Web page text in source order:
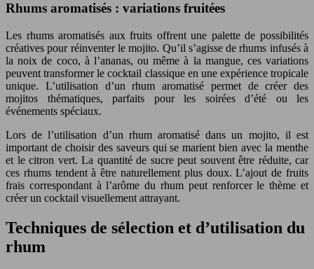
Rhums aromatisés : variations fruitées
Les rhums aromatisés aux fruits offrent une palette de possibilités
créatives pour réinventer le mojito. Qu’il s’agisse de rhums infusés à
la noix de coco, à l’ananas, ou même à la mangue, ces variations
peuvent transformer le cocktail classique en une expérience tropicale
unique. L’utilisation d’un rhum aromatisé permet de créer des
mojitos thématiques, parfaits pour les soirées d’été ou les
événements spéciaux.
Lors de l’utilisation d’un rhum aromatisé dans un mojito, il est
important de choisir des saveurs qui se marient bien avec la menthe
et le citron vert. La quantité de sucre peut souvent être réduite, car
ces rhums tendent à être naturellement plus doux. L’ajout de fruits
frais correspondant à l’arôme du rhum peut renforcer le thème et
créer un cocktail visuellement attrayant.
Techniques de sélection et d’utilisation du
rhum